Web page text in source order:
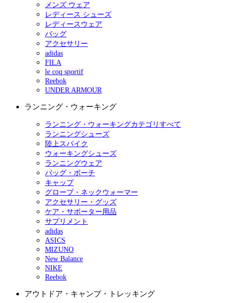
メンズ ウェア
レディース シューズ
レディースウェア
バッグ
アクセサリー
adidas
FILA
le coq sportif
Reebok
UNDER ARMOUR
ランニング・ウォーキング
ランニング・ウォーキングカテゴリすべて
ランニングシューズ
陸上スパイク
ウォーキングシューズ
ランニングウェア
バッグ・ポーチ
キャップ
グローブ・ネックウォーマー
アクセサリー・グッズ
ケア・サポーター用品
サプリメント
adidas
ASICS
MIZUNO
New Balance
NIKE
Reebok
アウトドア・キャンプ・トレッキング